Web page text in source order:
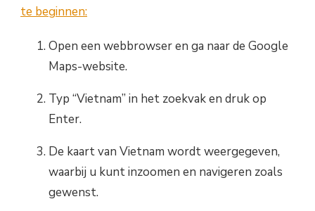
te beginnen:
Open een webbrowser en ga naar de Google
Maps-website.
Typ “Vietnam” in het zoekvak en druk op
Enter.
De kaart van Vietnam wordt weergegeven,
waarbij u kunt inzoomen en navigeren zoals
gewenst.